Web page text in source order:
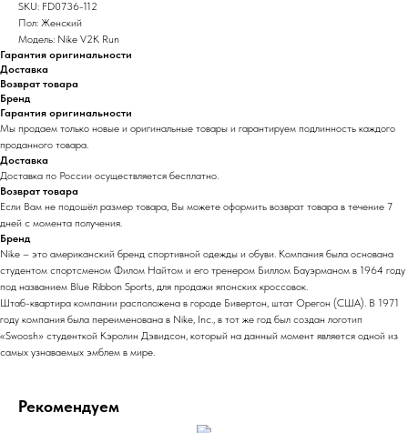
SKU: FD0736-112
Пол: Женский
Модель: Nike V2K Run
Гарантия оригинальности
Доставка
Возврат товара
Бренд
Гарантия оригинальности
Мы продаем только новые и оригинальные товары и гарантируем подлинность каждого
проданного товара.
Доставка
Доставка по России осуществляется бесплатно.
Возврат товара
Если Вам не подошёл размер товара, Вы можете оформить возврат товара в течение 7
дней с момента получения.
Бренд
Nike – это американский бренд спортивной одежды и обуви. Компания была основана
студентом спортсменом Филом Найтом и его тренером Биллом Бауэрманом в 1964 году
под названием Blue Ribbon Sports, для продажи японских кроссовок.
Штаб-квартира компании расположена в городе Бивертон, штат Орегон (США). В 1971
году компания была переименована в Nike, Inc., в тот же год был создан логотип
«Swoosh» студенткой Кэролин Дэвидсон, который на данный момент является одной из
самых узнаваемых эмблем в мире.
Рекомендуем